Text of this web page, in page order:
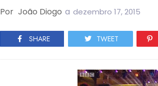
Por João Diogo a dezembro 17, 2015
SHARE TWEET